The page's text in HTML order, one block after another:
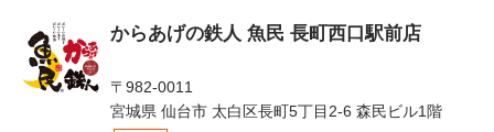
からあげの鉄人 魚民 長町西口駅前店
〒982-0011
宮城県 仙台市 太白区長町5丁目2-6 森民ビル1階